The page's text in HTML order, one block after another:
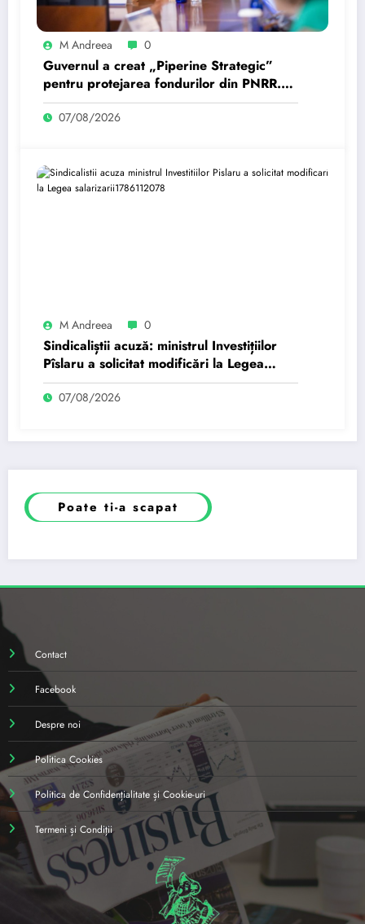
M Andreea 0
Guvernul a creat „Piperine Strategic”
pentru protejarea fondurilor din PNRR.
Cum operează aceasta?
07/08/2026
M Andreea 0
Sindicaliștii acuză: ministrul Investițiilor
Pîslaru a solicitat modificări la Legea
salarizării…
07/08/2026
Poate ti-a scapat
Contact
Facebook
Despre noi
Politica Cookies
Politica de Confidențialitate și Cookie-uri
Termeni și Condiții